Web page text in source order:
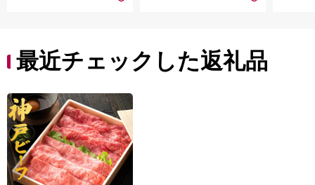
最近チェックした返礼品